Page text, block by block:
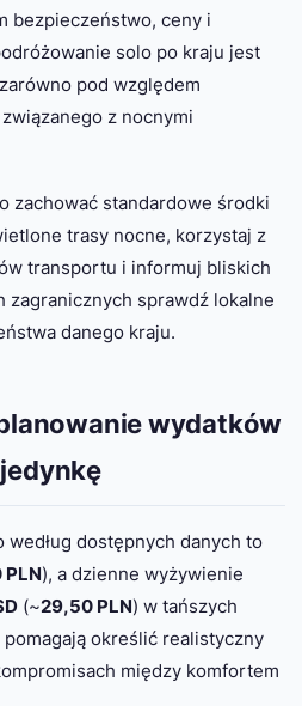
bezpieczeństwo, ceny i
solo po kraju jest
pod względem
z nocnymi
zachować standardowe środki
trasy nocne, korzystaj z
transportu i informuj bliskich
zagranicznych sprawdź lokalne
danego kraju.
wydatków
dostępnych danych to
PLN), a dzienne wyżywienie
(~29,50 PLN) w tańszych
określić realistyczny
między komfortem